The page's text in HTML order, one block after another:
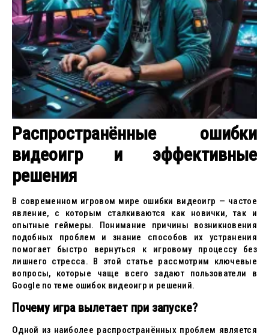
Распространённые ошибки
видеоигр и эффективные
решения
В современном игровом мире ошибки видеоигр — частое
явление, с которым сталкиваются как новички, так и
опытные геймеры. Понимание причины возникновения
подобных проблем и знание способов их устранения
помогает быстро вернуться к игровому процессу без
лишнего стресса. В этой статье рассмотрим ключевые
вопросы, которые чаще всего задают пользователи в
Google по теме ошибок видеоигр и решений.
Почему игра вылетает при запуске?
Одной из наиболее распространённых проблем является